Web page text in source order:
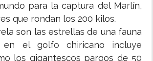
para la captura del Marlín,
que rondan los 200 kilos.
son las estrellas de una fauna
en el golfo chiricano incluye
los gigantescos pargos de 50